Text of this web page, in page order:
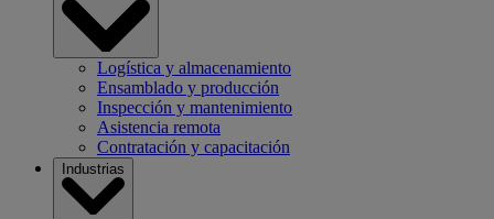
Logística y almacenamiento
Ensamblado y producción
Inspección y mantenimiento
Asistencia remota
Contratación y capacitación
Industrias